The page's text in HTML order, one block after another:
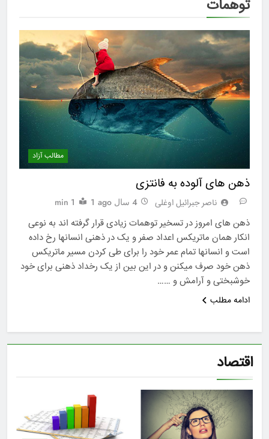
توهمات
مطالب آزاد
ذهن های آلوده به فانتزی
ناصر جبرائیل اوغلی 4 سال ago 1
1 min
ذهن های امروز در تسخیر توهمات زیادی قرار گرفته اند به نوعی
انکار همان ماتریکس اعداد صفر و یک در ذهنی انسانها رخ داده
است و انسانها تمام عمر خود را برای طی کردن مسیر ماتریکس
ذهن خود صرف میکنن و در این بین از یک رخداد ذهنی برای خود
خوشبختی و آرامش و ……
ادامه مطلب
اقتصاد